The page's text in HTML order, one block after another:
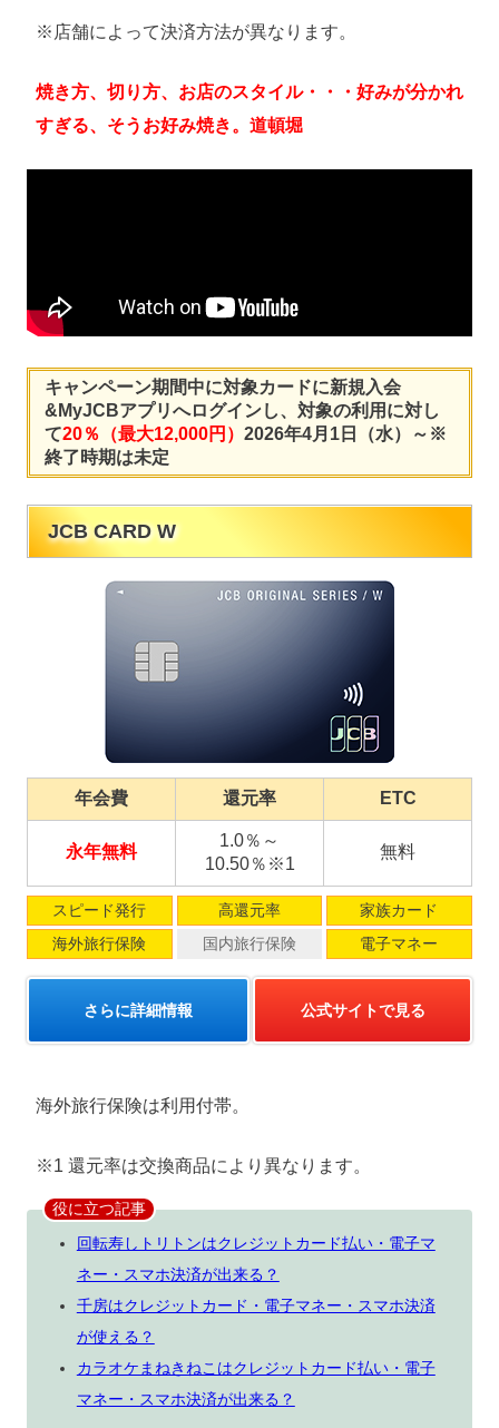
※店舗によって決済方法が異なります。
焼き方、切り方、お店のスタイル・・・好みが分かれ
すぎる、そうお好み焼き。道頓堀
キャンペーン期間中に対象カードに新規入会
&MyJCBアプリへログインし、対象の利用に対し
て20％（最大12,000円） 2026年4月1日（水）～※
終了時期は未定
JCB CARD W
年会費 還元率 ETC
永年無料
1.0％～
10.50％※1
無料
スピード発行 高還元率
家族カード
海外旅行保険
国内旅行保険 電子マネー
さらに詳細情報 公式サイトで見る
海外旅行保険は利用付帯。
※1 還元率は交換商品により異なります。
役に立つ記事
回転寿しトリトンはクレジットカード払い・電子マ
ネー・スマホ決済が出来る？
千房はクレジットカード・電子マネー・スマホ決済
が使える？
カラオケまねきねこはクレジットカード払い・電子
マネー・スマホ決済が出来る？